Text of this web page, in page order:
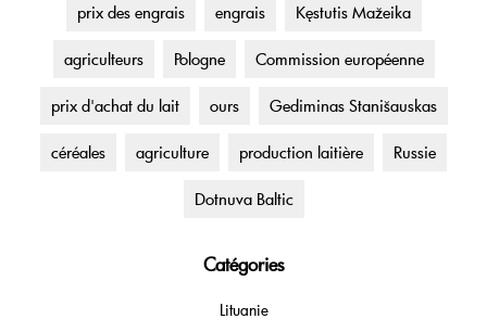
prix des engrais engrais Kęstutis Mažeika
agriculteurs Pologne Commission européenne
prix d'achat du lait ours Gediminas Stanišauskas
céréales agriculture production laitière Russie
Dotnuva Baltic
Catégories
Lituanie